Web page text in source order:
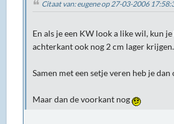
Citaat van: eugene op 27-03-2006
En als je een KW look a like wil, kun
achterkant ook nog 2 cm lager
Samen met een setje veren heb je
Maar dan de voorkant nog